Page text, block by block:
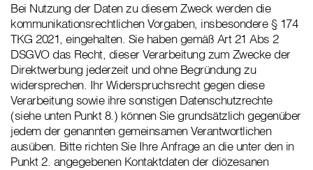
Bei Nutzung der Daten zu diesem Zweck werden die
kommunikationsrechtlichen Vorgaben, insbesondere § 174
TKG 2021, eingehalten. Sie haben gemäß Art 21 Abs 2
DSGVO das Recht, dieser Verarbeitung zum Zwecke der
Direktwerbung jederzeit und ohne Begründung zu
widersprechen. Ihr Widerspruchsrecht gegen diese
Verarbeitung sowie ihre sonstigen Datenschutzrechte
(siehe unten Punkt 8.) können Sie grundsätzlich gegenüber
jedem der genannten gemeinsamen Verantwortlichen
ausüben. Bitte richten Sie Ihre Anfrage an die unter den in
Punkt 2. angegebenen Kontaktdaten der diözesanen